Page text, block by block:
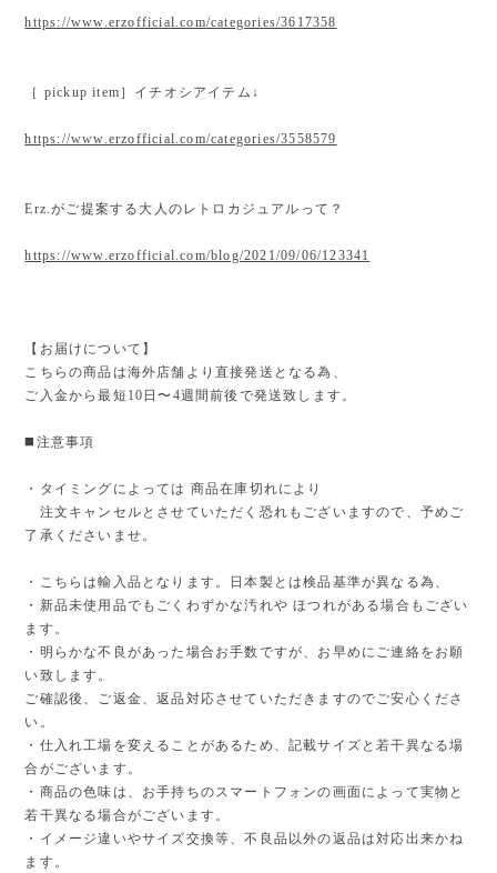
https://www.erzofficial.com/categories/3617358
［ pickup item］イチオシアイテム↓
https://www.erzofficial.com/categories/3558579
Erz.がご提案する大人のレトロカジュアルって？
https://www.erzofficial.com/blog/2021/09/06/123341
【お届けについて】
こちらの商品は海外店舗より直接発送となる為、
ご入金から最短10日〜4週間前後で発送致します。
◼️注意事項
・タイミングによっては 商品在庫切れにより
注文キャンセルとさせていただく恐れもございますので、予めご
了承くださいませ。
・こちらは輸入品となります。日本製とは検品基準が異なる為、
・新品未使用品でもごくわずかな汚れや ほつれがある場合もござい
ます。
・明らかな不良があった場合お手数ですが、お早めにご連絡をお願
い致します。
ご確認後、ご返金、返品対応させていただきますのでご安心くださ
い。
・仕入れ工場を変えることがあるため、記載サイズと若干異なる場
合がございます。
・商品の色味は、お手持ちのスマートフォンの画面によって実物と
若干異なる場合がございます。
・イメージ違いやサイズ交換等、不良品以外の返品は対応出来かね
ます。